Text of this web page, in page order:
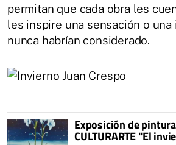
permitan que cada obra les
les inspire una sensación o una
nunca habrían considerado.
Exposición de
CULTURARTE "El